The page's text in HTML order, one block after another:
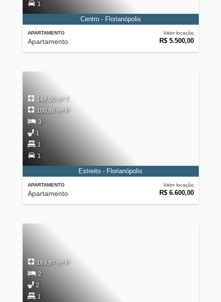
APARTAMENTO
Apartamento
Valor locação
R$ 5.500,00
1
Centro - Florianópolis
APARTAMENTO
Apartamento
Valor locação
R$ 6.600,00
148,00 m² T
100,86 m² P
3
1
1
1
Estreito - Florianópolis
169,97 m² P
2
2
1